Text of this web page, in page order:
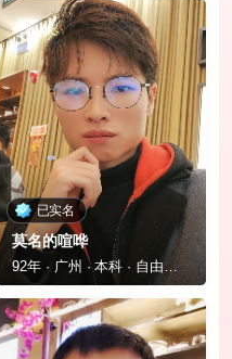
已实名
莫名的喧哗
92年 · 广州 · 本科 · 自由职业